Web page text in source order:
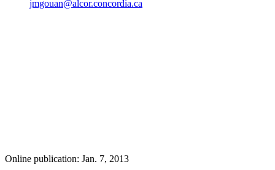
jmgouan@alcor.concordia.ca
Online publication: Jan. 7, 2013